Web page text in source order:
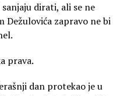
dirati, ali se ne
Dežulovića zapravo ne bi
prava.
dan protekao je u